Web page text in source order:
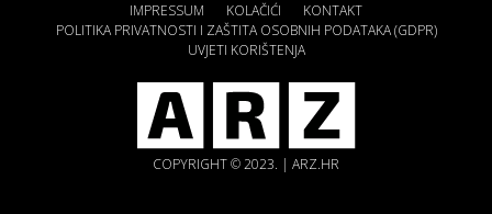
IMPRESSUM KOLAČIĆI
KONTAKT
POLITIKA PRIVATNOSTI I ZAŠTITA OSOBNIH PODATAKA (GDPR)
UVJETI KORIŠTENJA
COPYRIGHT © 2023. | ARZ.HR